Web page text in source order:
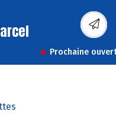
Prochaine